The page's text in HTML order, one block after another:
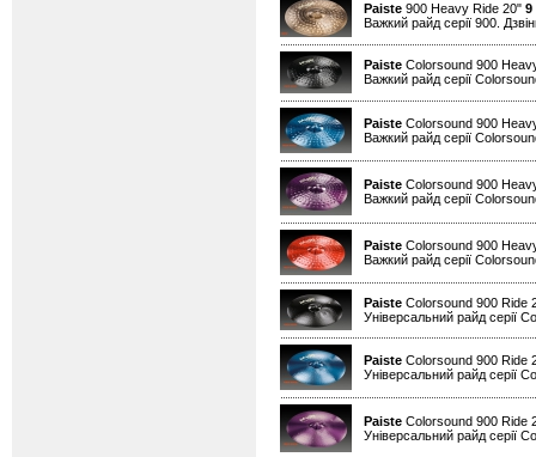
Paiste 900 Heavy Ride 20" 9
Важкий райд серії 900.
Paiste Colorsound 900
Важкий райд серії
Paiste Colorsound 900
Важкий райд серії
Paiste Colorsound 900
Важкий райд серії
Paiste Colorsound 900
Важкий райд серії
Paiste Colorsound 900 Ride
Універсальний райд серії
Paiste Colorsound 900 Ride
Універсальний райд серії
Paiste Colorsound 900 Ride
Універсальний райд серії